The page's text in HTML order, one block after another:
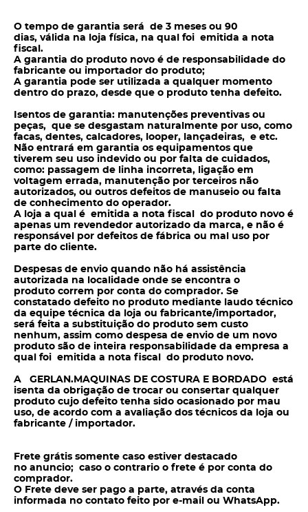
O tempo de garantia será de 3 meses ou 90
dias, válida na loja física, na qual foi emitida a nota
fiscal.
A garantia do produto novo é de responsabilidade do
fabricante ou importador do produto;
A garantia pode ser utilizada a qualquer momento
dentro do prazo, desde que o produto tenha defeito.
Isentos de garantia: manutenções preventivas ou
peças, que se desgastam naturalmente por uso, como
facas, dentes, calcadores, looper, lançadeiras, e etc.
Não entrará em garantia os equipamentos que
tiverem seu uso indevido ou por falta de cuidados,
como: passagem de linha incorreta, ligação em
voltagem errada, manutenção por terceiros não
autorizados, ou outros defeitos de manuseio ou falta
de conhecimento do operador.
A loja a qual é emitida a nota fiscal do produto novo é
apenas um revendedor autorizado da marca, e não é
responsável por defeitos de fábrica ou mal uso por
parte do cliente.
Despesas de envio quando não há assistência
autorizada na localidade onde se encontra o
produto correm por conta do comprador. Se
constatado defeito no produto mediante laudo técnico
da equipe técnica da loja ou fabricante/importador,
será feita a substituição do produto sem custo
nenhum, assim como despesa de envio de um novo
produto são de inteira responsabilidade da empresa a
qual foi emitida a nota fiscal do produto novo.
A GERLAN.MAQUINAS DE COSTURA E BORDADO está
isenta da obrigação de trocar ou consertar qualquer
produto cujo defeito tenha sido ocasionado por mau
uso, de acordo com a avaliação dos técnicos da loja ou
fabricante / importador.
Frete grátis somente caso estiver destacado
no anuncio; caso o contrario o frete é por conta do
comprador.
O Frete deve ser pago a parte, através da conta
informada no contato feito por e-mail ou WhatsApp.